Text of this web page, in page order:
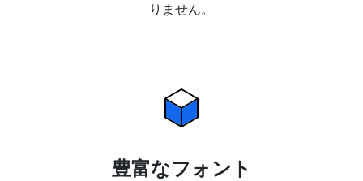
りません。
豊富なフォント